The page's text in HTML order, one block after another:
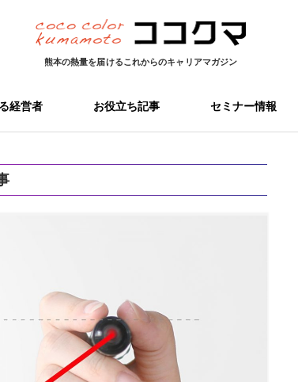
熊本の熱量を届けるこれからのキャリアマガジン
経営者 お役立ち記事 セミナー情報